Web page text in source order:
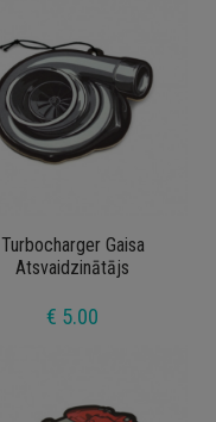
Turbocharger Gaisa
Atsvaidzinātājs
€ 5.00